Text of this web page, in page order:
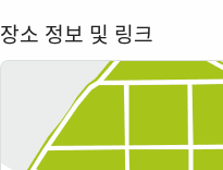
장소 정보 및 링크